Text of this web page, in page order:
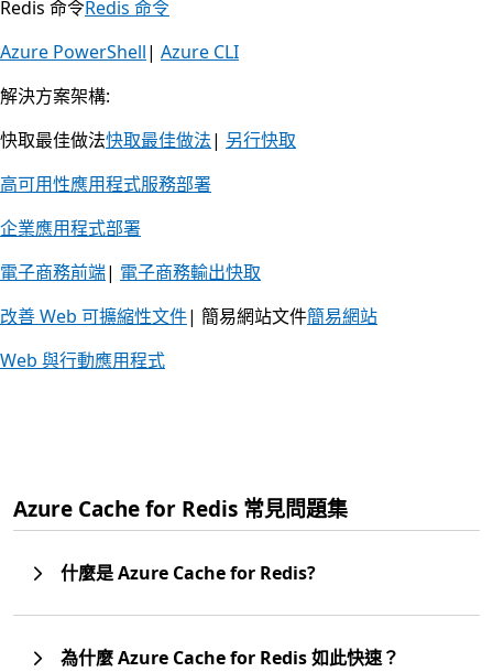
Redis 命令Redis 命令
Azure PowerShell| Azure CLI
解決方案架構:
快取最佳做法快取最佳做法| 另行快取
高可用性應用程式服務部署
企業應用程式部署
電子商務前端| 電子商務輸出快取
改善 Web 可擴縮性文件| 簡易網站文件簡易網站
Web 與行動應用程式
Azure Cache for Redis 常見問題集
什麼是 Azure Cache for Redis?
為什麼 Azure Cache for Redis 如此快速？